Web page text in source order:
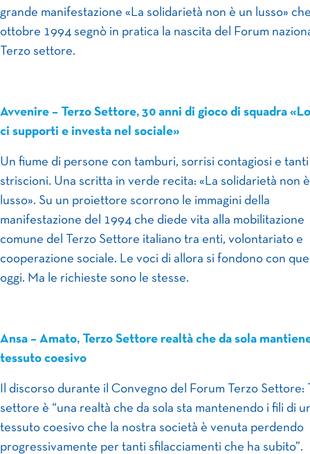
grande manifestazione «La solidarietà non è un lusso»
ottobre 1994 segnò in pratica la nascita del Forum
Terzo settore.
Avvenire – Terzo Settore, 30 anni di gioco di squadra
ci supporti e investa nel sociale»
Un fiume di persone con tamburi, sorrisi contagiosi e tanti
striscioni. Una scritta in verde recita: «La solidarietà non
lusso». Su un proiettore scorrono le immagini della
manifestazione del 1994 che diede vita alla mobilitazione
comune del Terzo Settore italiano tra enti, volontariato e
cooperazione sociale. Le voci di allora si fondono con
oggi. Ma le richieste sono le stesse.
Ansa – Amato, Terzo Settore realtà che da sola
tessuto coesivo
Il discorso durante il Convegno del Forum Terzo Settore:
settore è “una realtà che da sola sta mantenendo i fili di
tessuto coesivo che la nostra società è venuta perdendo
progressivamente per tanti sfilacciamenti che ha subito”.